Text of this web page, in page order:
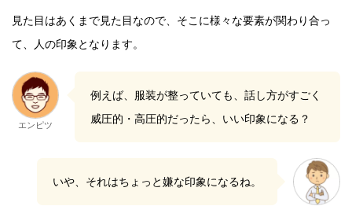
見た目はあくまで見た目なので、そこに様々な要素が関わり合っ
て、人の印象となります。
エンピツ
例えば、服装が整っていても、話し方がすごく
威圧的・高圧的だったら、いい印象になる？
いや、それはちょっと嫌な印象になるね。